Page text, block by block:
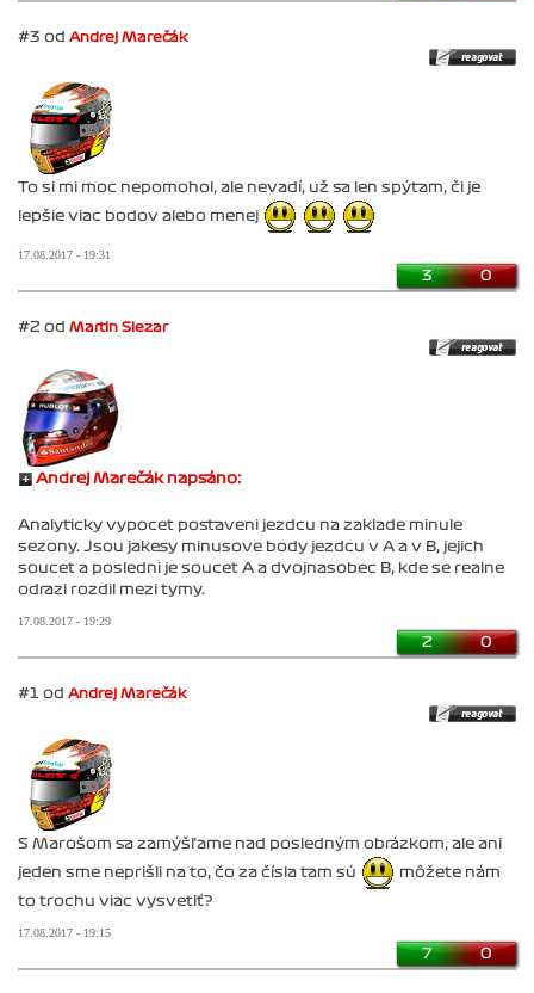
#3 od Andrej Marečák
To si mi moc nepomohol, ale nevadí, už sa len spýtam, či je
lepšie viac bodov alebo menej
17.08.2017 - 19:31
3 0
#2 od Martin Slezar
Andrej Marečák napsáno:
Analyticky vypocet postaveni jezdcu na zaklade minule
sezony. Jsou jakesy minusove body jezdcu v A a v B, jejich
soucet a posledni je soucet A a dvojnasobec B, kde se realne
odrazi rozdil mezi tymy.
17.08.2017 - 19:29
2 0
#1 od Andrej Marečák
S Marošom sa zamýšľame nad posledným obrázkom, ale ani
jeden sme neprišli na to, čo za čísla tam sú
môžete nám
to trochu viac vysvetlť?
17.08.2017 - 19:15
7 0